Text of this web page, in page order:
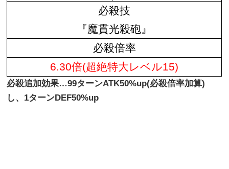
必殺技
『魔貫光殺砲』
必殺倍率
6.30倍(超絶特大レベル15)
必殺追加効果…99ターンATK50%up(必殺倍率加算)
し、1ターンDEF50%up